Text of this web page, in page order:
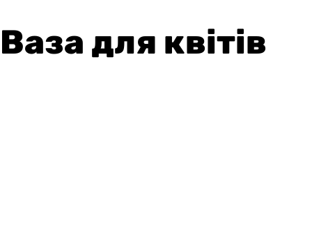
Ваза для квітів